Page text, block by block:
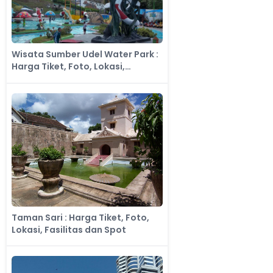
Wisata Sumber Udel Water Park :
Harga Tiket, Foto, Lokasi,
Taman Sari : Harga Tiket, Foto,
Lokasi, Fasilitas dan Spot